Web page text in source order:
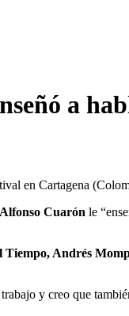
a
en Cartagena
Alfonso Cuarón le
Tiempo, Andrés
y creo que